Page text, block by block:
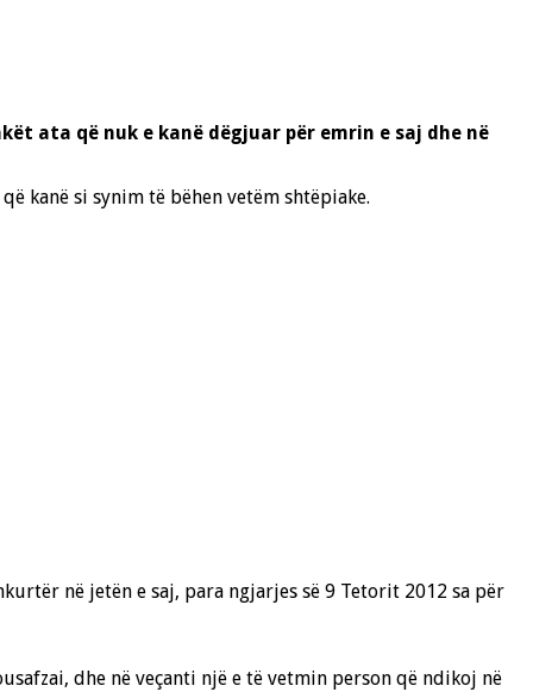
ata që nuk e kanë dëgjuar për emrin e saj dhe në
kanë si synim të bëhen vetëm shtëpiake.
në jetën e saj, para ngjarjes së 9 Tetorit 2012 sa për
dhe në veçanti një e të vetmin person që ndikoj në